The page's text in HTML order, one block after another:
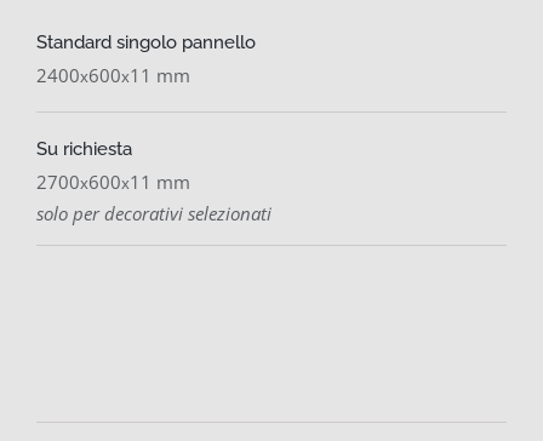
Standard singolo pannello
2400x600x11 mm
Su richiesta
2700x600x11 mm
solo per decorativi selezionati